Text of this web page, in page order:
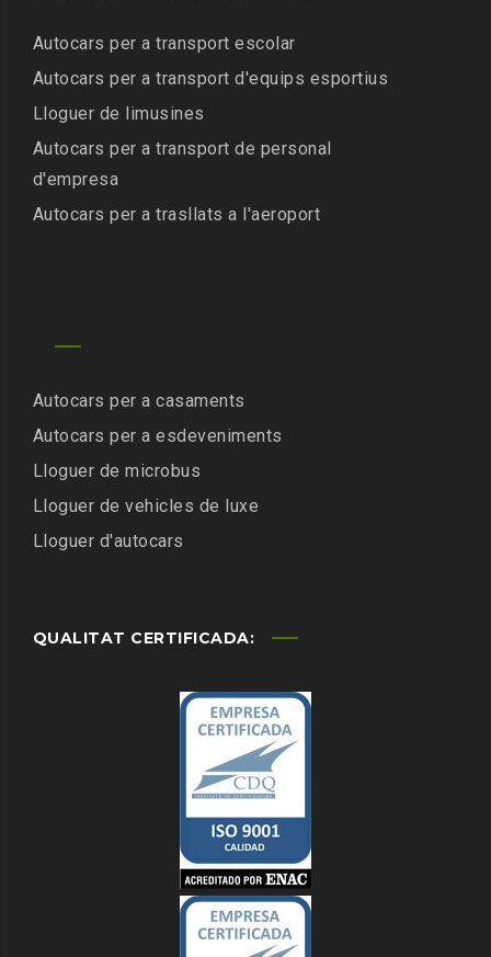
Autocars per a transport escolar
Autocars per a transport d'equips esportius
Lloguer de limusines
Autocars per a transport de personal
d'empresa
Autocars per a trasllats a l'aeroport
Autocars per a casaments
Autocars per a esdeveniments
Lloguer de microbus
Lloguer de vehicles de luxe
Lloguer d'autocars
QUALITAT CERTIFICADA: